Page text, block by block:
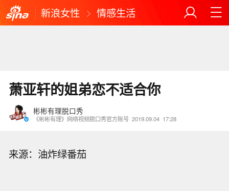
新浪女性 情感生活
萧亚轩的姐弟恋不适合你
彬彬有理脱口秀
《彬彬有理》网络视频脱口秀官方账号 2019.09.04 17:28
来源：油炸绿番茄